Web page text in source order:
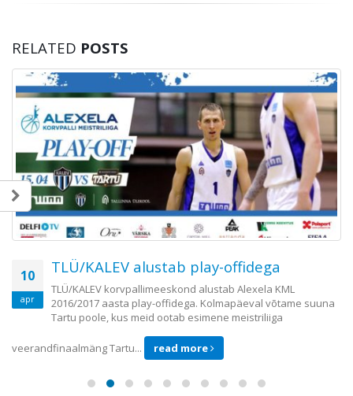
RELATED POSTS
10
apr
TLÜ/KALEV alustab play-offidega
TLÜ/KALEV korvpallimeeskond alustab Alexela KML
2016/2017 aasta play-offidega. Kolmapäeval võtame suuna
Tartu poole, kus meid ootab esimene meistriliiga
veerandfinaalmäng Tartu... read more